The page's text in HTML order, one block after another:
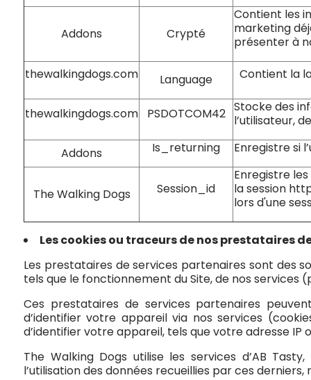
Addons Crypté
Contient les
marketing
présenter à
thewalkingdogs.com
Language Contient la
thewalkingdogs.com PSDOTCOM42 Stocke des
l’utilisateur,
Addons Is_returning Enregistre si
The Walking Dogs Session_id
Enregistre
la session
lors d'une
Les cookies ou traceurs de nos prestataires
Les prestataires de services partenaires sont des
tels que le fonctionnement du Site, de nos services
Ces prestataires de services partenaires
d’identifier votre appareil via nos services
d’identifier votre appareil, tels que votre adresse IP
The Walking Dogs utilise les services d’AB
l’utilisation des données recueillies par ces